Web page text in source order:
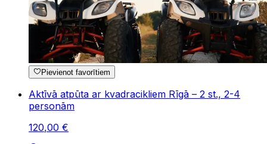
Pievienot favorītiem
Aktīvā atpūta ar kvadracikliem Rīgā – 2 st., 2-4
personām
120,00 €